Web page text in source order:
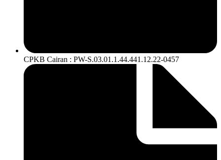
CPKB Cairan : PW-S.03.01.1.44.441.12.22-0457